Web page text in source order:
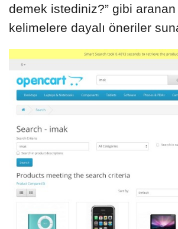
demek istediniz?” gibi
kelimelere dayalı öneriler